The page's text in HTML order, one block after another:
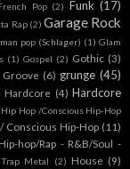
Pop (2) Funk (17)
Rap (2) Garage Rock
pop (Schlager) (1) Glam
(1) Gospel (2) Gothic (3)
Groove (6) grunge (45)
Hardcore (4) Hardcore
Hip Hop /Conscious Hip-Hop
Conscious Hip-Hop (11)
Hip-hop/Rap - R&B/Soul -
Metal (2) House (9)